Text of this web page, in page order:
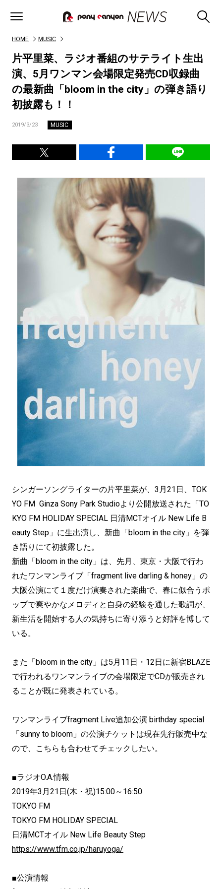
HOME MUSIC
片平里菜、ラジオ番組のサテライト生出
演、5月ワンマン会場限定発売CD収録曲
の最新曲「bloom in the city」の弾き語り
初披露も！！
2019/3/23 MUSIC
シンガーソングライターの片平里菜が、3月21日、TOK
YO FM Ginza Sony Park Studioより公開放送された「TO
KYO FM HOLIDAY SPECIAL 日清MCTオイル New Life B
eauty Step」に生出演し、新曲「bloom in the city」を弾
き語りにて初披露した。
新曲「bloom in the city」は、先月、東京・大阪で行わ
れたワンマンライブ「fragment live darling & honey」の
大阪公演にて１度だけ演奏された楽曲で、春に似合うポ
ップで爽やかなメロディと自身の経験を通した歌詞が、
新生活を開始する人の気持ちに寄り添うと好評を博して
いる。
また「bloom in the city」は5月11日・12日に新宿BLAZE
で行われるワンマンライブの会場限定でCDが販売され
ることが既に発表されている。
ワンマンライブfragment Live追加公演 birthday special
「sunny to bloom」の公演チケットは現在先行販売中な
ので、こちらも合わせてチェックしたい。
■ラジオO.A.情報
2019年3月21日(木・祝)15:00～16:50
TOKYO FM
TOKYO FM HOLIDAY SPECIAL
日清MCTオイル New Life Beauty Step
https://www.tfm.co.jp/haruyoga/
■公演情報